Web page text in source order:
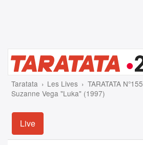
Taratata Les Lives
TARATATA N°155
Suzanne Vega "Luka" (1997)
Live